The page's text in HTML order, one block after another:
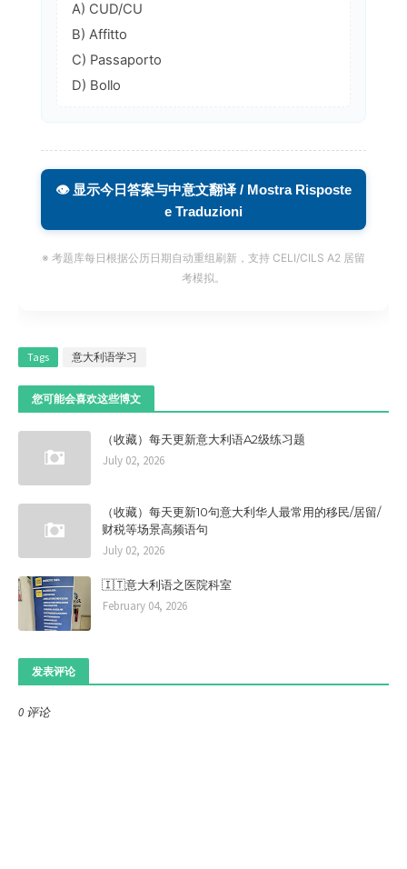
A) CUD/CU
B) Affitto
C) Passaporto
D) Bollo
👁️ 显示今日答案与中意文翻译 / Mostra Risposte
e Traduzioni
※ 考题库每日根据公历日期自动重组刷新，支持 CELI/CILS A2 居留
考模拟。
Tags 意大利语学习
您可能会喜欢这些博文
（收藏）每天更新意大利语A2级练习题
July 02, 2026
（收藏）每天更新10句意大利华人最常用的移民/居留/
财税等场景高频语句
July 02, 2026
🇮🇹意大利语之医院科室
February 04, 2026
发表评论
0 评论